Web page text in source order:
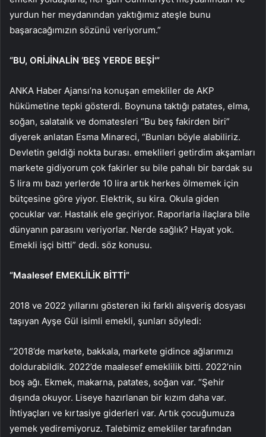
yurdun her meydanından yaktığımız ateşle bunu
başaracağımızın sözünü veriyorum.”
“BU, ORİJİNALİN ‘BEŞ YERDE BEŞİ'”
ANKA Haber Ajansı’na konuşan emekliler de AKP
hükümetine tepki gösterdi. Boynuna taktığı patates, elma,
soğan, salatalık ve domatesleri “Bu beş fakirden biri”
diyerek anlatan Esma Minareci, “Bunları böyle alabiliriz.
Devletin geldiği nokta burası. emeklileri getirdim akşamları
markete gidiyorum çok fakirler su bile pahalı bir bardak su
5 lira mı bazı yerlerde 10 lira artık herkes ölmemek için
bütçesine göre yiyor. Elektrik, su kira. Okula giden
çocuklar var. Hastalık ele geçiriyor. Raporlarla ilaçlara bile
dünyanın parasını veriyorlar. Nerde sağlık? Hayat yok.
Emekli işçi bitti” dedi. söz konusu.
“Maalesef EMEKLİLİK BİTTİ”
2018 ve 2022 yıllarını gösteren iki farklı alışveriş dosyası
taşıyan Ayşe Gül isimli emekli, şunları söyledi:
“2018’de markete, bakkala, markete gidince ağlarımızı
doldurabildik. 2022’de maalesef emeklilik bitti. 2022’nin
boş ağı. Ekmek, makarna, patates, soğan var. “Şehir
dışında okuyor. Liseye hazırlanan bir kızım daha var.
İhtiyaçları ve kırtasiye giderleri var. Artık çocuğumuza
yemek yediremiyoruz. Talebimiz emekliler tarafından